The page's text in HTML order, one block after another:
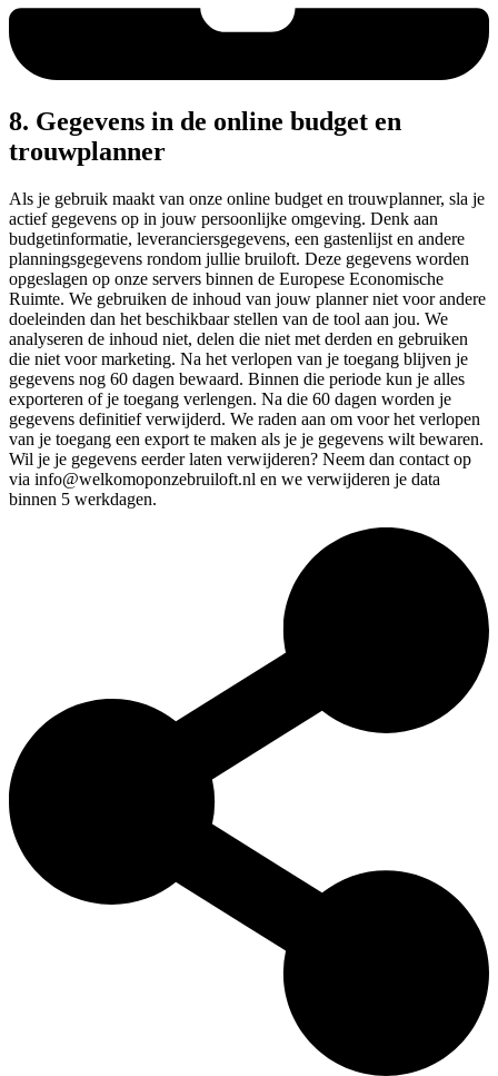
8. Gegevens in de online budget en
trouwplanner
Als je gebruik maakt van onze online budget en trouwplanner, sla je
actief gegevens op in jouw persoonlijke omgeving. Denk aan
budgetinformatie, leveranciersgegevens, een gastenlijst en andere
planningsgegevens rondom jullie bruiloft. Deze gegevens worden
opgeslagen op onze servers binnen de Europese Economische
Ruimte. We gebruiken de inhoud van jouw planner niet voor andere
doeleinden dan het beschikbaar stellen van de tool aan jou. We
analyseren de inhoud niet, delen die niet met derden en gebruiken
die niet voor marketing. Na het verlopen van je toegang blijven je
gegevens nog 60 dagen bewaard. Binnen die periode kun je alles
exporteren of je toegang verlengen. Na die 60 dagen worden je
gegevens definitief verwijderd. We raden aan om voor het verlopen
van je toegang een export te maken als je je gegevens wilt bewaren.
Wil je je gegevens eerder laten verwijderen? Neem dan contact op
via info@welkomoponzebruiloft.nl en we verwijderen je data
binnen 5 werkdagen.